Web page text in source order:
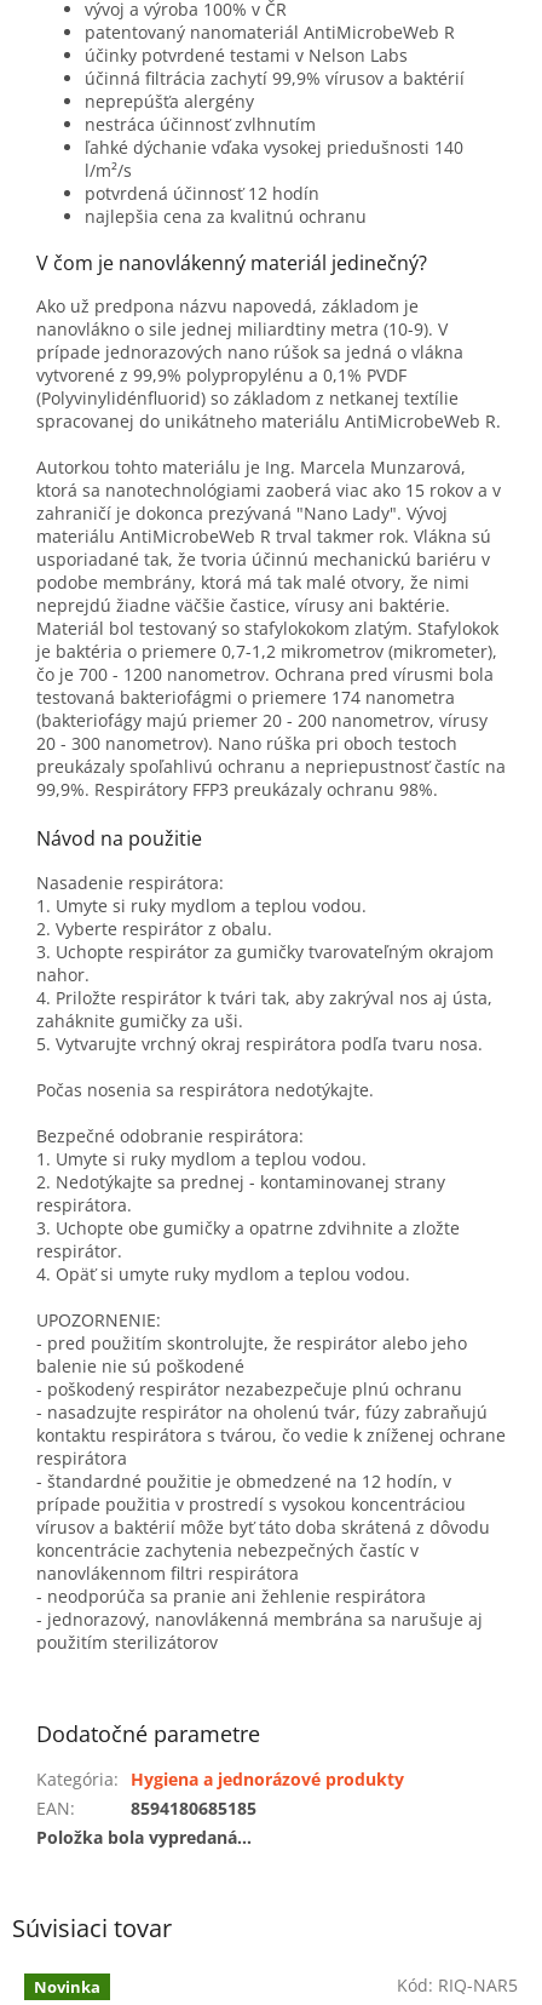
Súvisiaci tovar
Novinka Kód: RIQ-NAR5
vývoj a výroba 100% v ČR
patentovaný nanomateriál AntiMicrobeWeb R
účinky potvrdené testami v Nelson Labs
účinná filtrácia zachytí 99,9% vírusov a baktérií
neprepúšťa alergény
nestráca účinnosť zvlhnutím
ľahké dýchanie vďaka vysokej priedušnosti 140
l/m²/s
potvrdená účinnosť 12 hodín
najlepšia cena za kvalitnú ochranu
V čom je nanovlákenný materiál jedinečný?
Ako už predpona názvu napovedá, základom je
nanovlákno o sile jednej miliardtiny metra (10-9). V
prípade jednorazových nano rúšok sa jedná o vlákna
vytvorené z 99,9% polypropylénu a 0,1% PVDF
(Polyvinylidénfluorid) so základom z netkanej textílie
spracovanej do unikátneho materiálu AntiMicrobeWeb R.
Autorkou tohto materiálu je Ing. Marcela Munzarová,
ktorá sa nanotechnológiami zaoberá viac ako 15 rokov a v
zahraničí je dokonca prezývaná "Nano Lady". Vývoj
materiálu AntiMicrobeWeb R trval takmer rok. Vlákna sú
usporiadané tak, že tvoria účinnú mechanickú bariéru v
podobe membrány, ktorá má tak malé otvory, že nimi
neprejdú žiadne väčšie častice, vírusy ani baktérie.
Materiál bol testovaný so stafylokokom zlatým. Stafylokok
je baktéria o priemere 0,7-1,2 mikrometrov (mikrometer),
čo je 700 - 1200 nanometrov. Ochrana pred vírusmi bola
testovaná bakteriofágmi o priemere 174 nanometra
(bakteriofágy majú priemer 20 - 200 nanometrov, vírusy
20 - 300 nanometrov). Nano rúška pri oboch testoch
preukázaly spoľahlivú ochranu a nepriepustnosť častíc na
99,9%. Respirátory FFP3 preukázaly ochranu 98%.
Návod na použitie
Nasadenie respirátora:
1. Umyte si ruky mydlom a teplou vodou.
2. Vyberte respirátor z obalu.
3. Uchopte respirátor za gumičky tvarovateľným okrajom
nahor.
4. Priložte respirátor k tvári tak, aby zakrýval nos aj ústa,
zaháknite gumičky za uši.
5. Vytvarujte vrchný okraj respirátora podľa tvaru nosa.
Počas nosenia sa respirátora nedotýkajte.
Bezpečné odobranie respirátora:
1. Umyte si ruky mydlom a teplou vodou.
2. Nedotýkajte sa prednej - kontaminovanej strany
respirátora.
3. Uchopte obe gumičky a opatrne zdvihnite a zložte
respirátor.
4. Opäť si umyte ruky mydlom a teplou vodou.
UPOZORNENIE:
- pred použitím skontrolujte, že respirátor alebo jeho
balenie nie sú poškodené
- poškodený respirátor nezabezpečuje plnú ochranu
- nasadzujte respirátor na oholenú tvár, fúzy zabraňujú
kontaktu respirátora s tvárou, čo vedie k zníženej ochrane
respirátora
- štandardné použitie je obmedzené na 12 hodín, v
prípade použitia v prostredí s vysokou koncentráciou
vírusov a baktérií môže byť táto doba skrátená z dôvodu
koncentrácie zachytenia nebezpečných častíc v
nanovlákennom filtri respirátora
- neodporúča sa pranie ani žehlenie respirátora
- jednorazový, nanovlákenná membrána sa narušuje aj
použitím sterilizátorov
Dodatočné parametre
Kategória:
Hygiena a jednorázové produkty
EAN:
8594180685185
Položka bola vypredaná…